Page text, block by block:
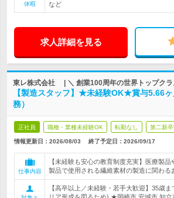
休暇
など
求人詳細を見る
東レ株式会社 | ＼ 創業100周年の世界トップクラ
【製造スタッフ】★未経験OK★賞与5.66
務）
正社員 職種・業種未経験OK 転勤なし 第二新
情報更新日：2026/08/03 終了予定日： 2026/09/17
仕事内容
【未経験も安心の教育制度充実】医療製
製品で使用される繊維素材の製造に関わる
【高卒以上／未経験・若手大歓迎】35歳
リア形成を図るため) ★岡崎市,安城市,知立